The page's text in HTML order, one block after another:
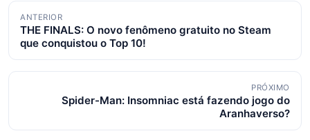
Navegação
de
posts
ANTERIOR
THE FINALS: O novo fenômeno gratuito no Steam
que conquistou o Top 10!
PRÓXIMO
Spider-Man: Insomniac está fazendo jogo do
Aranhaverso?